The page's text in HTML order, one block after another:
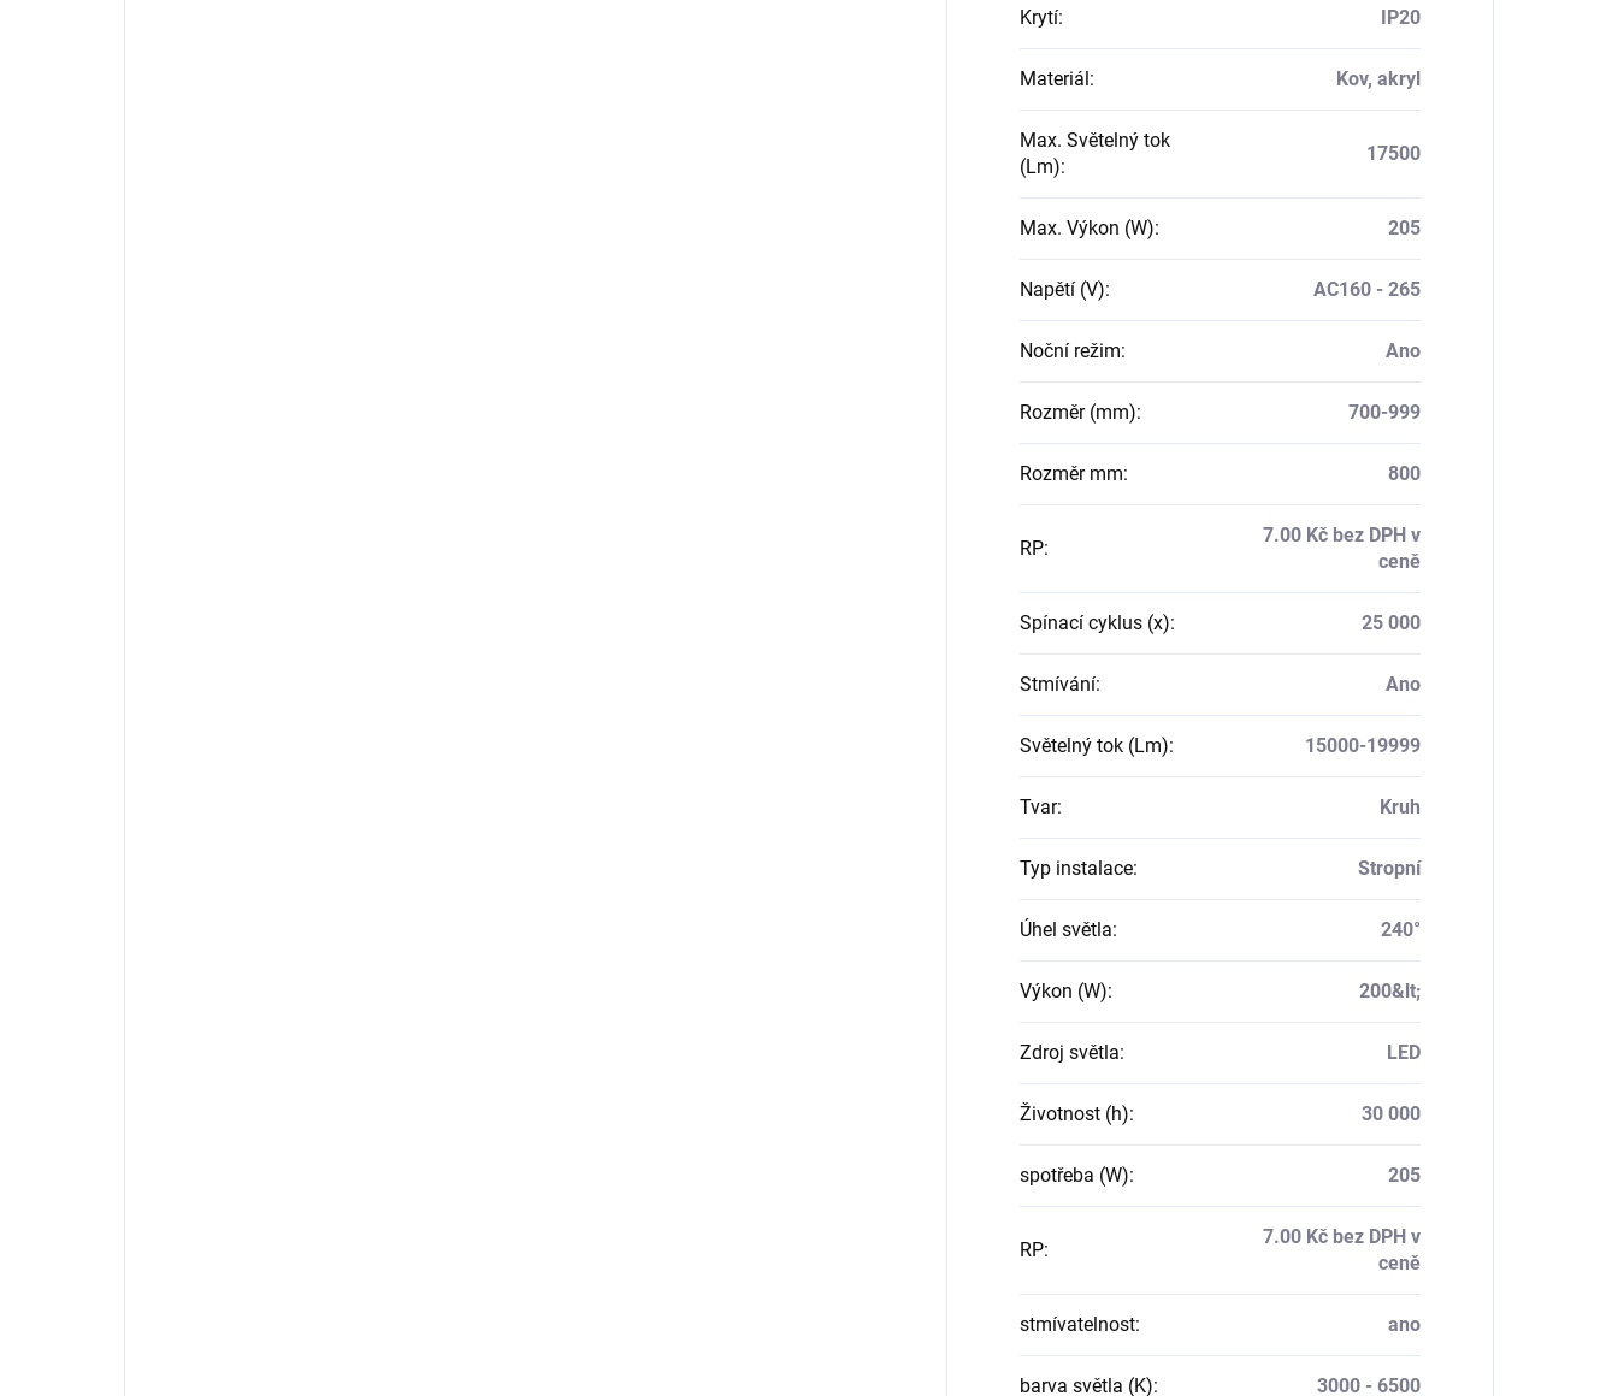
Krytí: IP20
Materiál : Kov, akryl
Max. Světelný tok
(Lm):
17500
Max. Výkon (W): 205
Napětí (V): AC160 - 265
Noční režim: Ano
Rozměr (mm): 700-999
Rozměr mm: 800
RP:
7.00 Kč bez DPH v
ceně
Spínací cyklus (x): 25 000
Stmívání: Ano
Světelný tok (Lm): 15000-19999
Tvar: Kruh
Typ instalace: Stropní
Úhel světla: 240°
Výkon (W): 200&lt;
Zdroj světla: LED
Životnost (h): 30 000
spotřeba (W): 205
RP:
7.00 Kč bez DPH v
ceně
stmívatelnost: ano
barva světla (K): 3000 - 6500